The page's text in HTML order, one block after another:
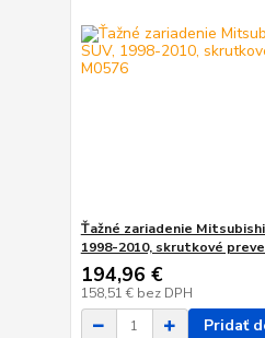
Ťažné zariadenie
1998-2010, skrutkové
194,96 €
158,51 € bez DPH
Pridať